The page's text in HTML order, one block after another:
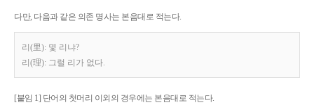
다만, 다음과 같은 의존 명사는 본음대로 적는다.
리(里): 몇 리냐?
리(理): 그럴 리가 없다.
[붙임 1] 단어의 첫머리 이외의 경우에는 본음대로 적는다.